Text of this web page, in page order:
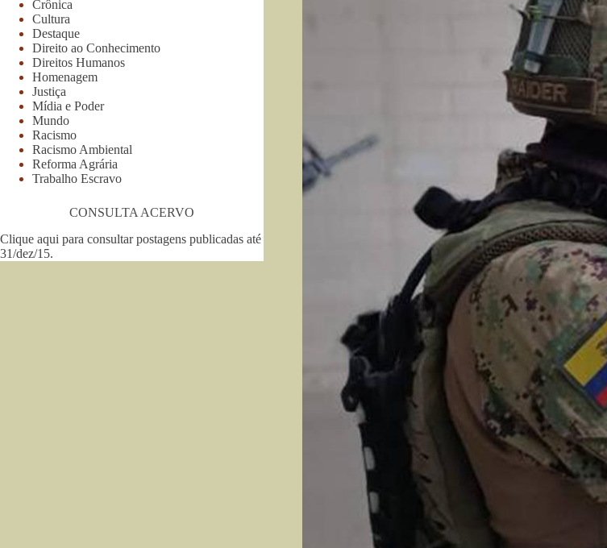
Crônica
Cultura
Destaque
Direito ao Conhecimento
Direitos Humanos
Homenagem
Justiça
Mídia e Poder
Mundo
Racismo
Racismo Ambiental
Reforma Agrária
Trabalho Escravo
CONSULTA ACERVO
Clique aqui para consultar postagens publicadas até
31/dez/15.